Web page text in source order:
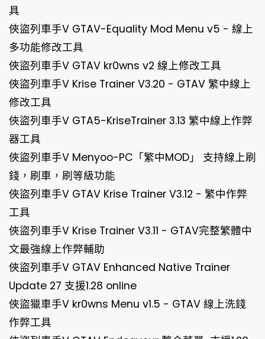
具
俠盜列車手V GTAV-Equality Mod Menu v5 - 線上
多功能修改工具
俠盜列車手V GTAV kr0wns v2 線上修改工具
俠盜列車手V Krise Trainer V3.20 - GTAV 繁中線上
修改工具
俠盜列車手V GTA5-KriseTrainer 3.13 繁中線上作弊
器工具
俠盜列車手V Menyoo-PC「繁中MOD」 支持線上刷
錢，刷車，刷等級功能
俠盜列車手V GTAV Krise Trainer V3.12 - 繁中作弊
工具
俠盜列車手V Krise Trainer V3.11 - GTAV完整繁體中
文最強線上作弊輔助
俠盜列車手V GTAV Enhanced Native Trainer
Update 27 支援1.28 online
俠盜獵車手V kr0wns Menu v1.5 - GTAV 線上洗錢
作弊工具